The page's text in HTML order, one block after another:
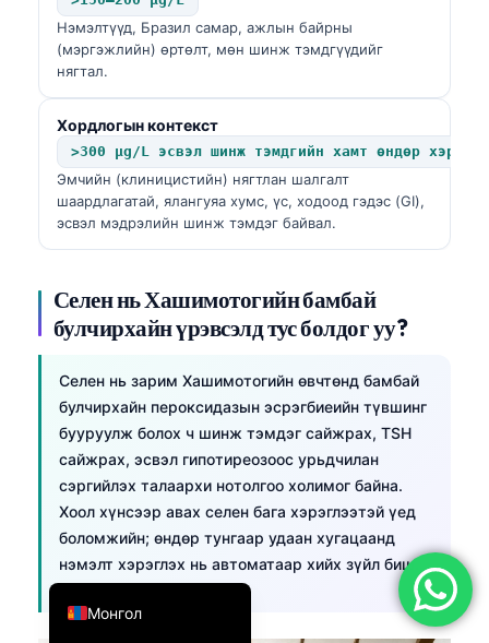
Нэмэлтүүд, Бразил самар, ажлын байрны
(мэргэжлийн) өртөлт, мөн шинж тэмдгүүдийг
нягтал.
Хордлогын контекст
>300 µg/L эсвэл шинж тэмдгийн хамт өндөр
Эмчийн (клиницистийн) нягтлан шалгалт
шаардлагатай, ялангуяа хумс, үс, ходоод гэдэс (GI),
эсвэл мэдрэлийн шинж тэмдэг байвал.
Селен нь Хашимотогийн бамбай
булчирхайн үрэвсэлд тус болдог уу?
Селен нь зарим Хашимотогийн өвчтөнд бамбай
булчирхайн пероксидазын эсрэгбиеийн түвшинг
бууруулж болох ч шинж тэмдэг сайжрах, TSH
сайжрах, эсвэл гипотиреозоос урьдчилан
сэргийлэх талаархи нотолгоо холимог байна.
Хоол хүнсээр авах селен бага хэрэглээтэй үед
боломжийн; өндөр тунгаар удаан хугацаанд
нэмэлт хэрэглэх нь автоматаар хийх зүйл биш.
Монгол
English
Deutsch
العربية
Français
עִבְרִית
Italiano
Português
Ελληνικά
Türkçe
Română
简体中文
فارسی
Dansk
Nederlands